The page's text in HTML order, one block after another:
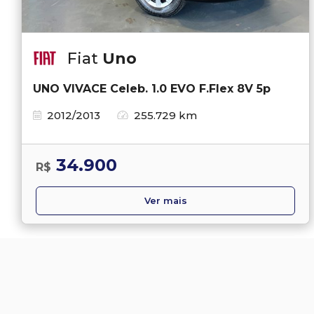
Fiat Uno
UNO VIVACE Celeb. 1.0 EVO F.Flex 8V 5p
2012/2013
255.729 km
R$ 34.900
Ver mais